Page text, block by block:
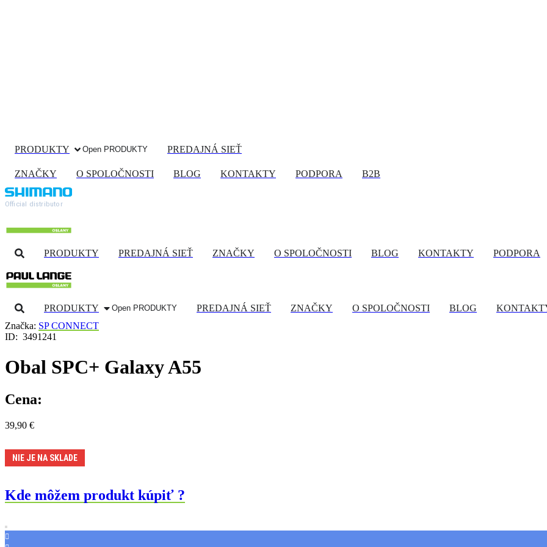
PRODUKTY Open PRODUKTY PREDAJNÁ SIEŤ
ZNAČKY O SPOLOČNOSTI BLOG KONTAKTY PODPORA B2B
Official distributor
PRODUKTY PREDAJNÁ SIEŤ ZNAČKY O SPOLOČNOSTI BLOG KONTAKTY PODPORA
PRODUKTY Open PRODUKTY PREDAJNÁ SIEŤ ZNAČKY O SPOLOČNOSTI BLOG
Značka: SP CONNECT
ID: 3491241
Obal SPC+ Galaxy A55
Cena:
39,90 €
NIE JE NA SKLADE
Kde môžem produkt kúpiť ?